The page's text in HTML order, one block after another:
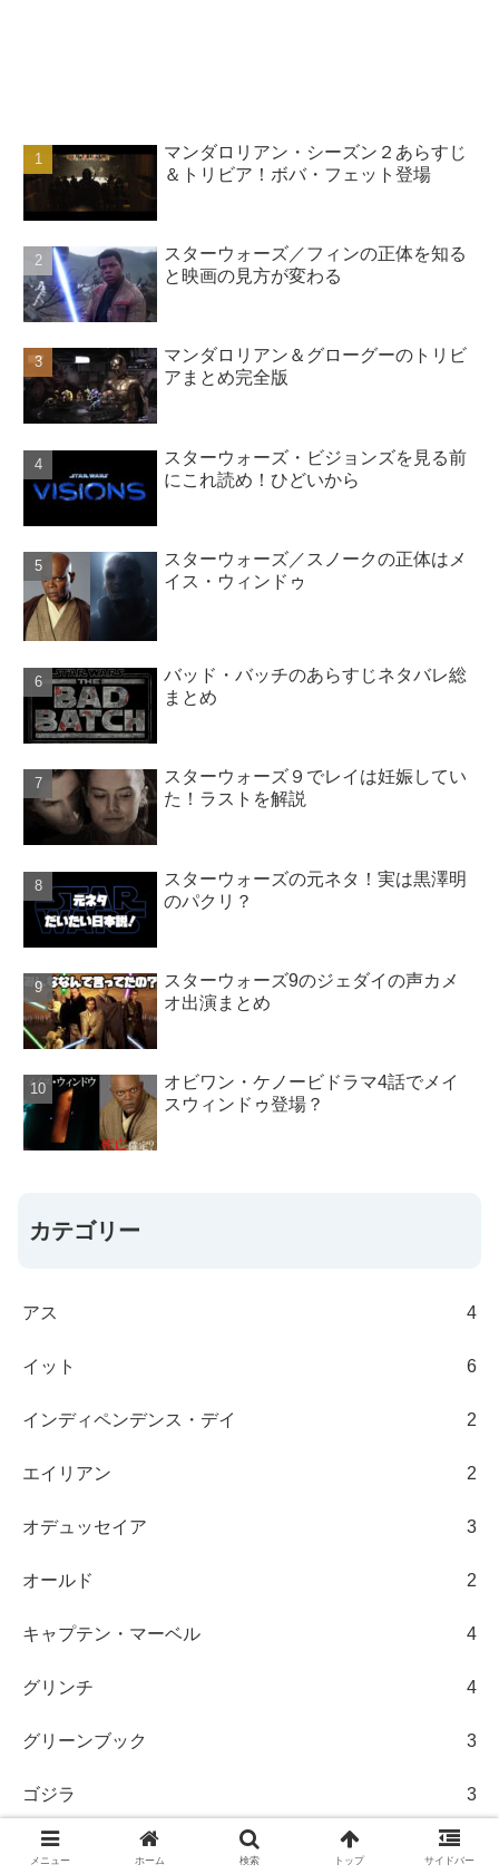
マンダロリアン・シーズン２あらすじ
＆トリビア！ボバ・フェット登場
スターウォーズ／フィンの正体を知る
と映画の見方が変わる
マンダロリアン＆グローグーのトリビ
アまとめ完全版
スターウォーズ・ビジョンズを見る前
にこれ読め！ひどいから
スターウォーズ／スノークの正体はメ
イス・ウィンドゥ
バッド・バッチのあらすじネタバレ総
まとめ
スターウォーズ９でレイは妊娠してい
た！ラストを解説
スターウォーズの元ネタ！実は黒澤明
のパクリ？
スターウォーズ9のジェダイの声カメ
オ出演まとめ
オビワン・ケノービドラマ4話でメイ
スウィンドゥ登場？
カテゴリー
アス 4
イット 6
インディペンデンス・デイ 2
エイリアン 2
オデュッセイア 3
オールド 2
キャプテン・マーベル 4
グリンチ 4
グリーンブック 3
ゴジラ 3
シング
メニュー ホーム 検索 トップ サイドバー